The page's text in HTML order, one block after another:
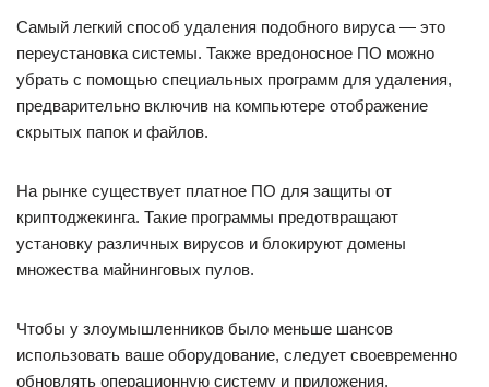
Самый легкий способ удаления подобного вируса — это
переустановка системы. Также вредоносное ПО можно
убрать с помощью специальных программ для удаления,
предварительно включив на компьютере отображение
скрытых папок и файлов.
На рынке существует платное ПО для защиты от
криптоджекинга. Такие программы предотвращают
установку различных вирусов и блокируют домены
множества майнинговых пулов.
Чтобы у злоумышленников было меньше шансов
использовать ваше оборудование, следует своевременно
обновлять операционную систему и приложения,